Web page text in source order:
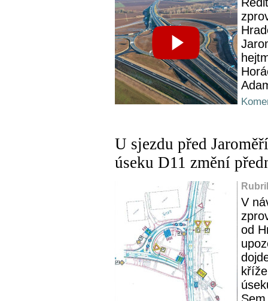
U sjezdu před
úseku D11 změní
V
od